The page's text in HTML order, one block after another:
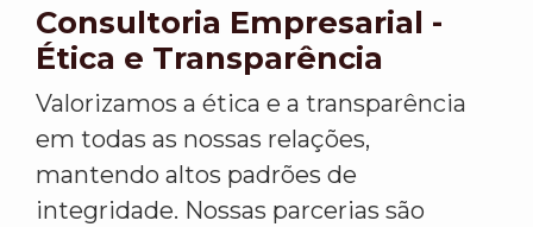
Consultoria Empresarial -
Ética e Transparência
Valorizamos a ética e a transparência
em todas as nossas relações,
mantendo altos padrões de
integridade. Nossas parcerias são